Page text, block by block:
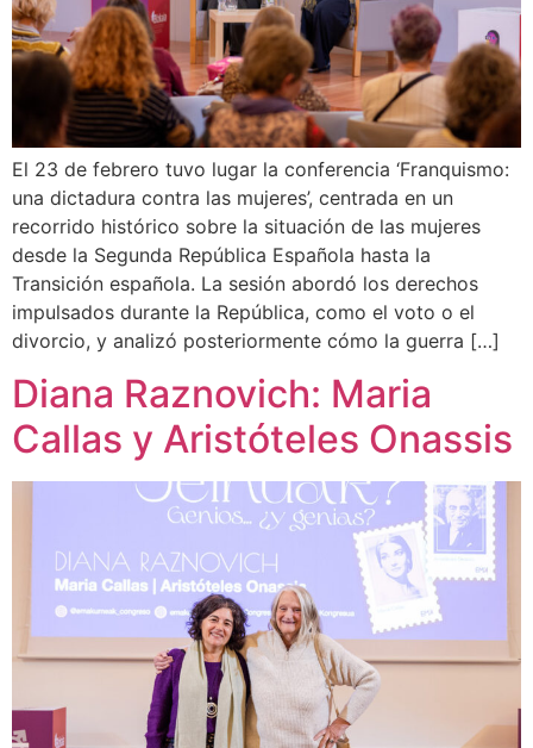
El 23 de febrero tuvo lugar la conferencia ‘Franquismo:
una dictadura contra las mujeres’, centrada en un
recorrido histórico sobre la situación de las mujeres
desde la Segunda República Española hasta la
Transición española. La sesión abordó los derechos
impulsados durante la República, como el voto o el
divorcio, y analizó posteriormente cómo la guerra […]
Diana Raznovich: Maria
Callas y Aristóteles Onassis